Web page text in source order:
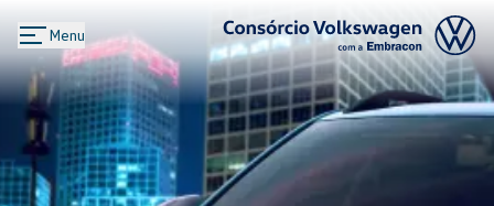
Menu
Logo Consórcio Volkswagen com a